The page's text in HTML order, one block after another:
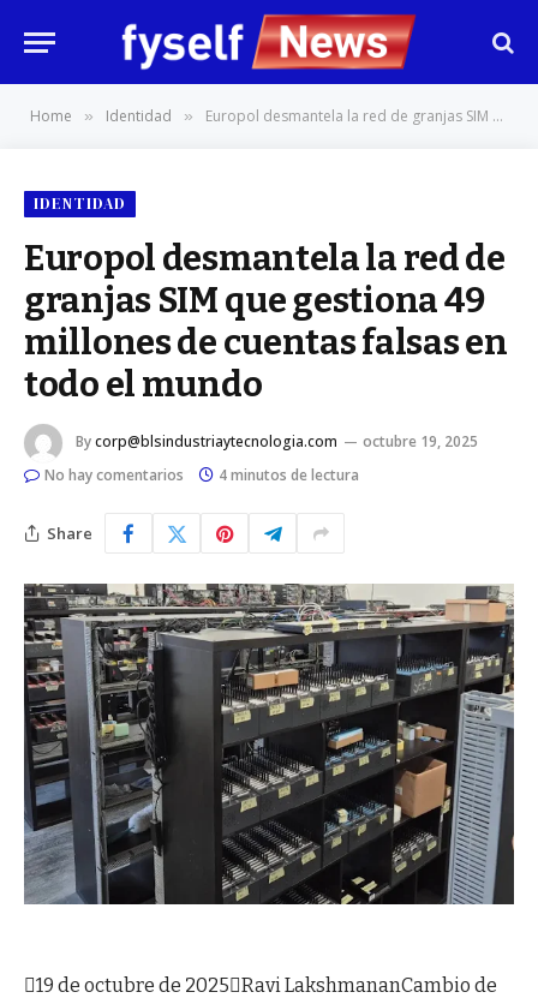
Home » Identidad » Europol desmantela la red de granjas SIM que gestiona 49 millones de cuentas falsas en todo el mundo
IDENTIDAD
Europol desmantela la red de
granjas SIM que gestiona 49
millones de cuentas falsas en
todo el mundo
Bycorp@blsindustriaytecnologia.com
octubre 19, 2025
No hay comentarios
4 minutos de lectura
Share
19 de octubre de 2025Ravi LakshmananCambio de